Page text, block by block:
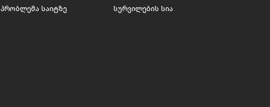
პრობლემა საიტზე
სურვილების სია